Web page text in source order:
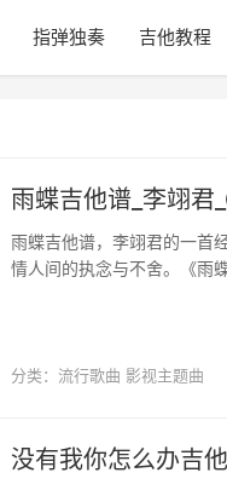
指弹独奏 吉他教程
雨蝶吉他谱_李翊君
雨蝶吉他谱，李翊君的一首
情人间的执念与不舍。《雨
分类： 流行歌曲 影视主题曲
没有我你怎么办吉